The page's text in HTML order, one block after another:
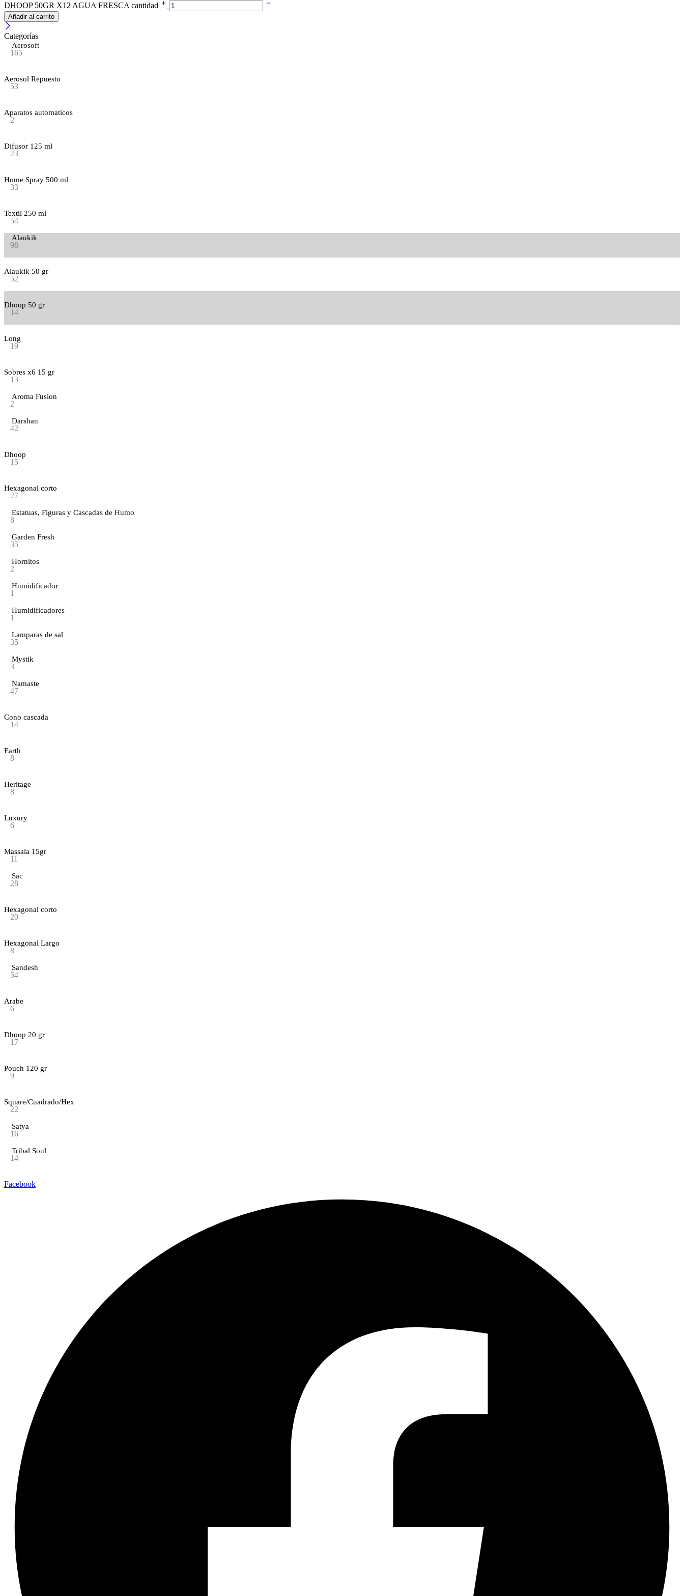
DHOOP 50GR X12 AGUA FRESCA cantidad
Añadir al carrito
Categorías
Aerosoft
165
Aerosol Repuesto
53
Aparatos automaticos
2
Difusor 125 ml
23
Home Spray 500 ml
33
Textil 250 ml
54
Alaukik
98
Alaukik 50 gr
52
Dhoop 50 gr
14
Long
19
Sobres x6 15 gr
13
Aroma Fusion
2
Darshan
42
Dhoop
15
Hexagonal corto
27
Estatuas, Figuras y Cascadas de Humo
8
Garden Fresh
35
Hornitos
2
Humidificador
1
Humidificadores
1
Lamparas de sal
35
Mystik
3
Namaste
47
Cono cascada
14
Earth
8
Heritage
8
Luxury
6
Massala 15gr
11
Sac
28
Hexagonal corto
20
Hexagonal Largo
8
Sandesh
54
Arabe
6
Dhoop 20 gr
17
Pouch 120 gr
9
Square/Cuadrado/Hex
22
Satya
16
Tribal Soul
14
Facebook